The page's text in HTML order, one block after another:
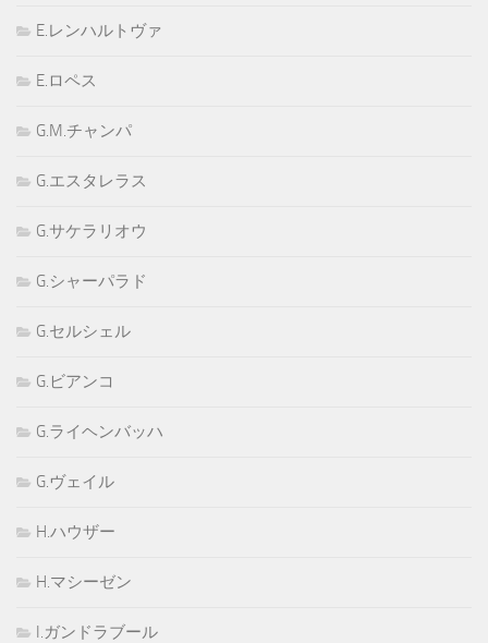
E.レンハルトヴァ
E.ロペス
G.M.チャンパ
G.エスタレラス
G.サケラリオウ
G.シャーパラド
G.セルシェル
G.ビアンコ
G.ライヘンバッハ
G.ヴェイル
H.ハウザー
H.マシーゼン
I.ガンドラブール